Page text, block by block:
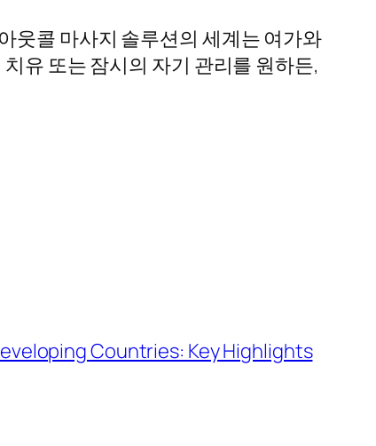
웃콜 마사지 솔루션의 세계는 여가와
유 또는 잠시의 자기 관리를 원하든,
Countries: Key Highlights